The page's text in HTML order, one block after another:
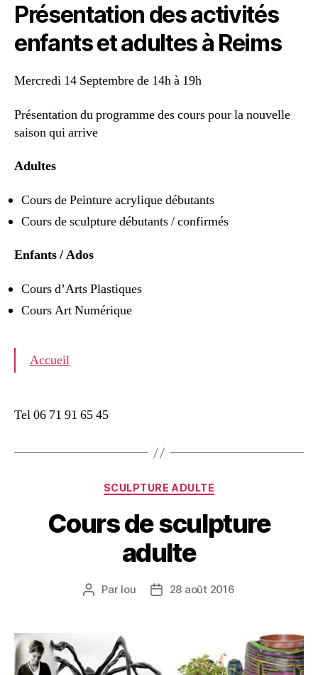
Présentation des activités
enfants et adultes à Reims
Mercredi 14 Septembre de 14h à 19h
Présentation du programme des cours pour la nouvelle
saison qui arrive
Adultes
Cours de Peinture acrylique débutants
Cours de sculpture débutants / confirmés
Enfants / Ados
Cours d’Arts Plastiques
Cours Art Numérique
Accueil
Tel 06 71 91 65 45
SCULPTURE ADULTE
Cours de sculpture
adulte
Par lou 28 août 2016